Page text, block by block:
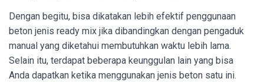
Dengan begitu, bisa dikatakan lebih efektif penggunaan
beton jenis ready mix jika dibandingkan dengan pengaduk
manual yang diketahui membutuhkan waktu lebih lama.
Selain itu, terdapat beberapa keunggulan lain yang bisa
Anda dapatkan ketika menggunakan jenis beton satu ini.